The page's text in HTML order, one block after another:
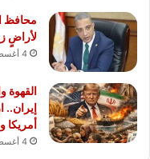
محافظ
لأراضٍ
4 أغسطس، 2026
القهوة
إيران..
4 أغسطس، 2026